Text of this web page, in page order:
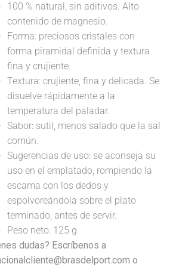
100 % natural, sin aditivos. Alto
contenido de magnesio.
Forma: preciosos cristales con
forma piramidal definida y textura
fina y crujiente.
Textura: crujiente, fina y delicada. Se
disuelve rápidamente a la
temperatura del paladar.
Sabor: sutil, menos salado que la sal
común.
Sugerencias de uso: se aconseja su
uso en el emplatado, rompiendo la
escama con los dedos y
espolvoreándola sobre el plato
terminado, antes de servir.
Peso neto: 125 g
dudas? Escríbenos a
o